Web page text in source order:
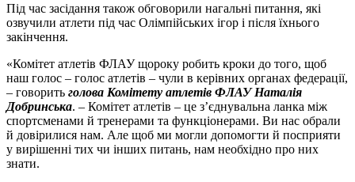
Під час засідання також обговорили нагальні питання, які
озвучили атлети під час Олімпійських ігор і після їхнього
закінчення.
«Комітет атлетів ФЛАУ щороку робить кроки до того, щоб
наш голос – голос атлетів – чули в керівних органах федерації,
– говорить голова Комітету атлетів ФЛАУ Наталія
Добринська. – Комітет атлетів – це з’єднувальна ланка між
спортсменами й тренерами та функціонерами. Ви нас обрали
й довірилися нам. Але щоб ми могли допомогти й посприяти
у вирішенні тих чи інших питань, нам необхідно про них
знати.